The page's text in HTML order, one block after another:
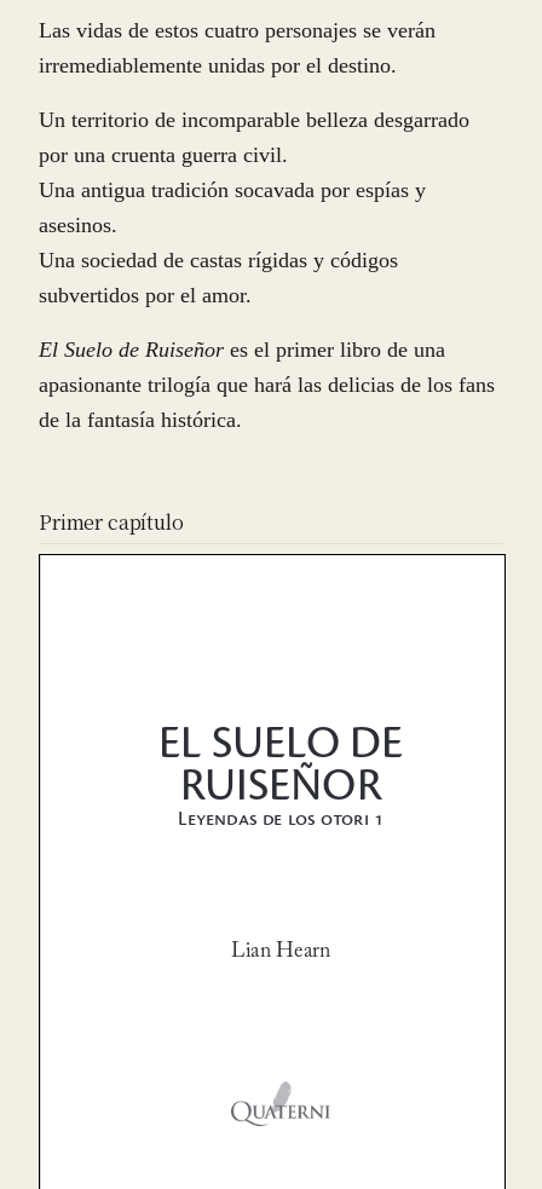
Las vidas de estos cuatro personajes se verán
irremediablemente unidas por el destino.
Un territorio de incomparable belleza desgarrado
por una cruenta guerra civil.
Una antigua tradición socavada por espías y
asesinos.
Una sociedad de castas rígidas y códigos
subvertidos por el amor.
El Suelo de Ruiseñor es el primer libro de una
apasionante trilogía que hará las delicias de los fans
de la fantasía histórica.
Primer capítulo